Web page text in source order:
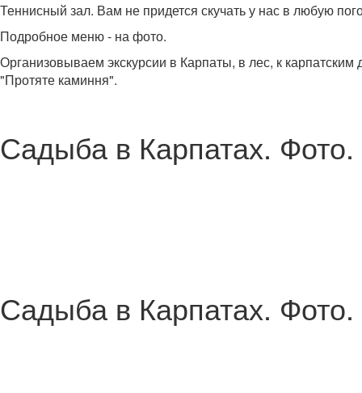
Теннисный зал. Вам не придется скучать у нас в любую
Подробное меню - на фото.
Организовываем экскурсии в Карпаты, в лес, к
"Протяте каминня".
Садыба в Карпатах.
Садыба в Карпатах.